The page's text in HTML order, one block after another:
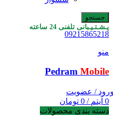
جستجو
پـشـتـیـبانی تلفنی 24 ساعته
09215865218
منو
Pedram Mobile
/ عضویت
0 آیتم /
0 تومان
دسته بندی محصولات